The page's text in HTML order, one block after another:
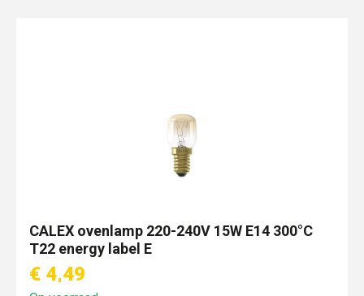
CALEX ovenlamp 220-240V 15W E14 300°C
T22 energy label E
€ 4,49